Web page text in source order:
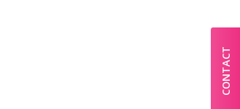
CONTACT